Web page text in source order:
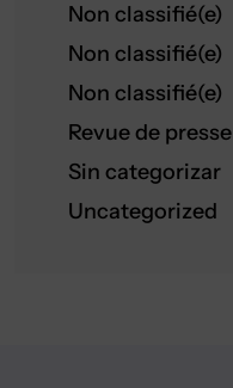
Non classifié(e)
Non classifié(e)
Non classifié(e)
Revue de presse
Sin categorizar
Uncategorized